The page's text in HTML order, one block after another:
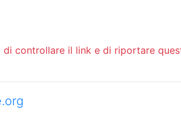
controllare il link e di riportare